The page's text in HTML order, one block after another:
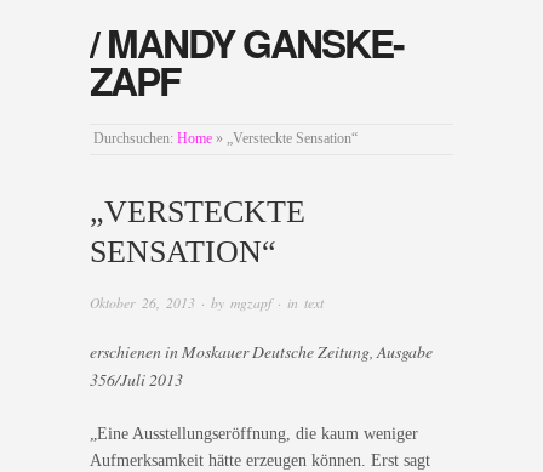
/ MANDY GANSKE-
ZAPF
Durchsuchen: Home » „Versteckte Sensation“
„VERSTECKTE
SENSATION“
Oktober 26, 2013 · by mgzapf· in text
erschienen in Moskauer Deutsche Zeitung, Ausgabe
356/Juli 2013
„Eine Ausstellungseröffnung, die kaum weniger
Aufmerksamkeit hätte erzeugen können. Erst sagt